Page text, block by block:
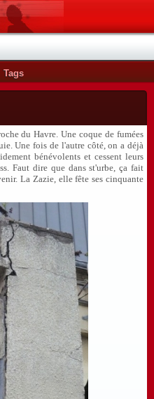
Tags
du Havre. Une coque de fumées
Une fois de l'autre côté, on a déjà
bénévolents et cessent leurs
Faut dire que dans st'urbe, ça fait
La Zazie, elle fête ses cinquante